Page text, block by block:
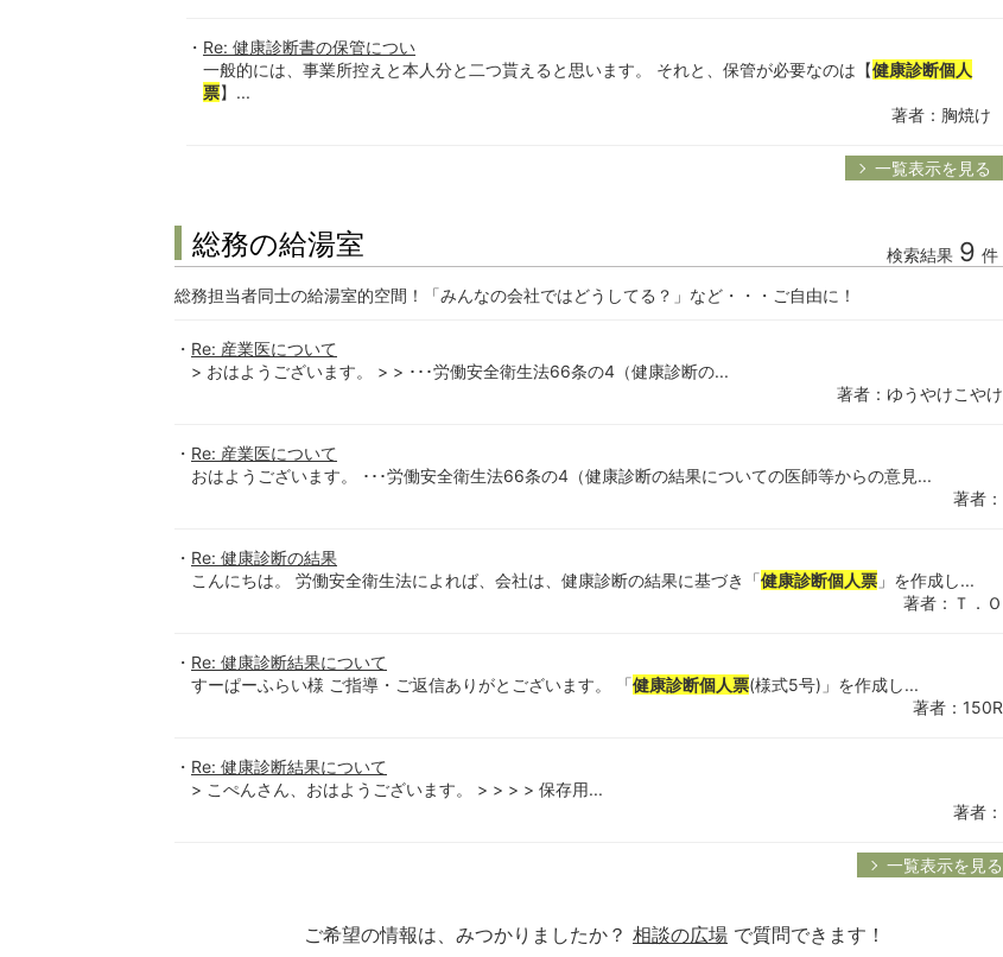
Re: 健康診断書の保管につい
一般的には、事業所控えと本人分と二つ貰えると思います。 それと、保管が必要なのは【健康診断個人
票】...
著者：胸焼け
一覧表示を見る
総務の給湯室 検索結果 9 件
総務担当者同士の給湯室的空間！「みんなの会社ではどうしてる？」など・・・ご自由に！
Re: 産業医について
> おはようございます。 > > ･･･労働安全衛生法66条の4（健康診断の...
著者：ゆうやけこやけ
Re: 産業医について
おはようございます。 ･･･労働安全衛生法66条の4（健康診断の結果についての医師等からの意見...
著者：
Re: 健康診断の結果
こんにちは。 労働安全衛生法によれば、会社は、健康診断の結果に基づき「健康診断個人票 」を作成し...
著者：Ｔ．Ｏ
Re: 健康診断結果について
すーぱーふらい様 ご指導・ご返信ありがとございます。 「健康診断個人票(様式5号)」を作成し...
著者：150R
Re: 健康診断結果について
> こぺんさん、おはようございます。 > > > > 保存用...
著者：
一覧表示を見る
ご希望の情報は、みつかりましたか？ 相談の広場 で質問できます！